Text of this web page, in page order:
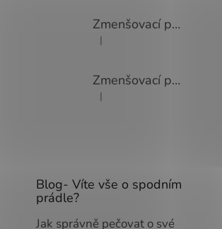
Zmenšovací podprsenka Viania Minimizer 14586
Hodnocení produktu je 3 z 5
|
Zmenšovací podprsenka Viania Minimizer 14586
Hodnocení produktu je 4 z 5
|
Blog- Víte vše o spodním
prádle?
Jak správně pečovat o své